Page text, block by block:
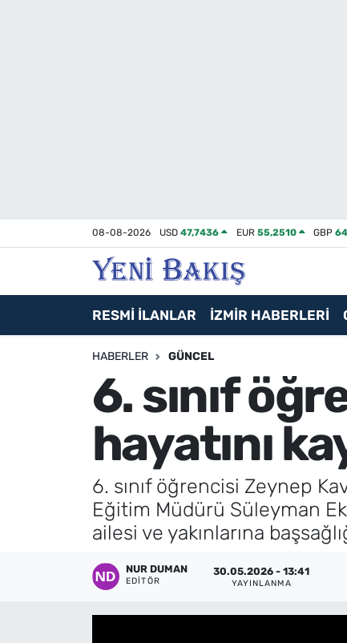
08-08-2026 USD47,7436 EUR 55,2510 GBP
RESMİ İLANLAR İZMİR HABERLERİ
HABERLER GÜNCEL
6. sınıf
hayatını
6. sınıf öğrencisi Zeynep
Eğitim Müdürü Süleyman
ailesi ve yakınlarına
NUR DUMAN
EDITÖR
30.05.2026 - 13:41
YAYINLANMA
Asayiş / Polis-Adliye
Magazin
İletişim